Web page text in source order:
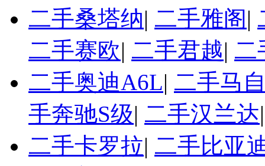
二手桑塔纳| 二手雅阁|
二手赛欧| 二手君越| 二
二手奥迪A6L| 二手马
手奔驰S级| 二手汉兰达
二手卡罗拉| 二手比亚